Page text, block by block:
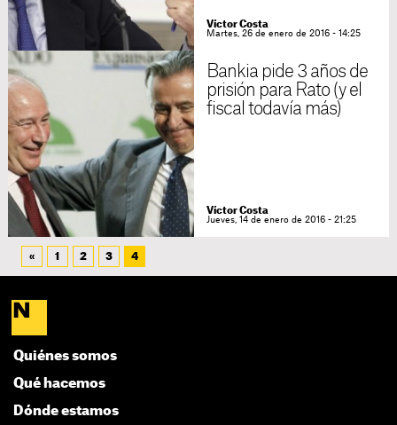
Víctor Costa
Martes, 26 de enero de 2016 - 14:25
Bankia pide 3 años de
prisión para Rato (y el
fiscal todavía más)
Víctor Costa
Jueves, 14 de enero de 2016 - 21:25
« 1 2 3 4
Quiénes somos
Qué hacemos
Dónde estamos